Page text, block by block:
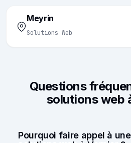
Meyrin
Solutions Web
Questions
solutions web
Pourquoi faire appel à